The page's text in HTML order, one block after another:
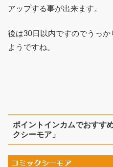
アップする事が出来ます。
後は30日以内ですのでうっ
ようですね。
ポイントインカムでおすす
クシーモア」